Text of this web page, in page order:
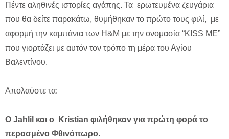
Πέντε αληθινές ιστορίες αγάπης. Τα ερωτευμένα ζευγάρια
που θα δείτε παρακάτω, θυμήθηκαν το πρώτο τους φιλί, με
αφορμή την καμπάνια των H&M με την ονομασία “KISS ME”
που γιορτάζει με αυτόν τον τρόπο τη μέρα του Αγίου
Βαλεντίνου.
Απολαύστε τα:
Ο Jahlil και ο Kristian φιλήθηκαν για πρώτη φορά το
περασμένο Φθινόπωρο.